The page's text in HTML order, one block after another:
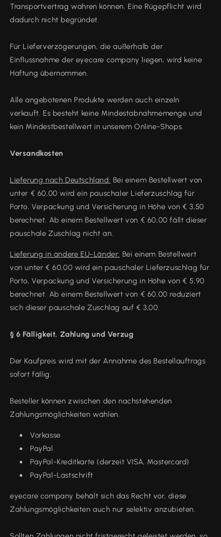
Transportvertrag wahren können. Eine Rügepflicht wird
dadurch nicht begründet.
Für Lieferverzögerungen, die außerhalb der
Einflussnahme der eyecare company liegen, wird keine
Haftung übernommen.
Alle angebotenen Produkte werden auch einzeln
verkauft. Es besteht keine Mindestabnahmemenge und
kein Mindestbestellwert in unserem Online-Shops.
Versandkosten
Lieferung nach Deutschland: Bei einem Bestellwert von
unter € 60,00 wird ein pauschaler Lieferzuschlag für
Porto, Verpackung und Versicherung in Höhe von € 3,50
berechnet. Ab einem Bestellwert von € 60,00 fällt dieser
pauschale Zuschlag nicht an.
Lieferung in andere EU-Länder: Bei einem Bestellwert
von unter € 60,00 wird ein pauschaler Lieferzuschlag für
Porto, Verpackung und Versicherung in Höhe von € 5,90
berechnet. Ab einem Bestellwert von € 60,00 reduziert
sich dieser pauschale Zuschlag auf € 3,00.
§ 6 Fälligkeit, Zahlung und Verzug
Der Kaufpreis wird mit der Annahme des Bestellauftrags
sofort fällig.
Besteller können zwischen den nachstehenden
Zahlungsmöglichkeiten wählen.
Vorkasse
PayPal
PayPal-Kreditkarte (derzeit VISA, Mastercard)
PayPal-Lastschrift
eyecare company behält sich das Recht vor, diese
Zahlungsmöglichkeiten auch nur selektiv anzubieten.